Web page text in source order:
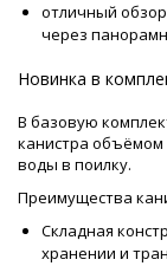
отличный
через
Новинка в
В базовую
канистра объёмом
воды в поилку.
Преимущества
Складная
хранении и